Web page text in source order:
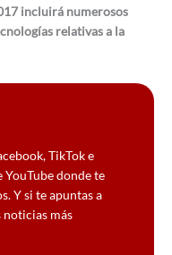
incluirá numerosos
relativas a la
TikTok e
YouTube donde te
Y si te apuntas a
más